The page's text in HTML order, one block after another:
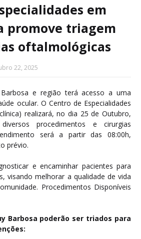
em
promove triagem
oftalmológicas
22, 2025
e região terá acesso a uma
ocular. O Centro de Especialidades
realizará, no dia 25 de Outubro,
procedimentos e cirurgias
será a partir das 08:00h,
prévio.
e encaminhar pacientes para
visando melhorar a qualidade de vida
Procedimentos Disponíveis
Barbosa poderão ser triados para